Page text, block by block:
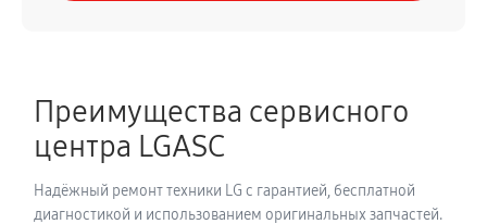
Преимущества сервисного
центра LGASC
Надёжный ремонт техники LG с гарантией, бесплатной
диагностикой и использованием оригинальных запчастей.